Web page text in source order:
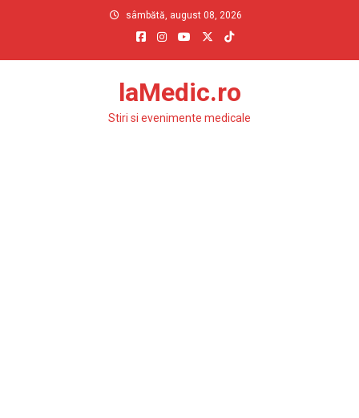
sâmbătă, august 08, 2026
laMedic.ro
Stiri si evenimente medicale